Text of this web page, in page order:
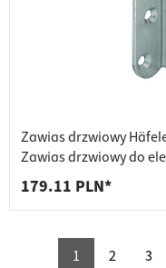
Zawias drzwiowy
Zawias drzwiowy do
przylgowych, Häfele
179.11 PLN*
1 2 3